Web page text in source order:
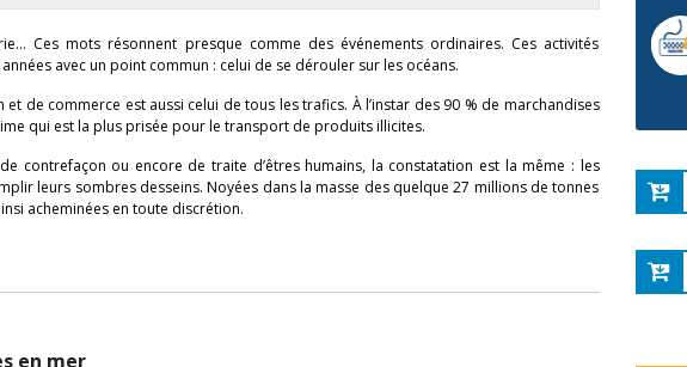
Ces mots résonnent presque comme des événements ordinaires. Ces activités
avec un point commun : celui de se dérouler sur les océans.
de commerce est aussi celui de tous les trafics. À l’instar des 90 % de marchandises
qui est la plus prisée pour le transport de produits illicites.
contrefaçon ou encore de traite d’êtres humains, la constatation est la même : les
leurs sombres desseins. Noyées dans la masse des quelque 27 millions de tonnes
acheminées en toute discrétion.
en mer